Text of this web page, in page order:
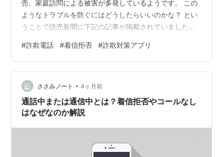
売、家庭訪問による被害が多発しているようです。 この
ようなトラブルを防ぐにはどうしたらいいのかな？ とい
うことで読売新聞に下記の記事が掲載されていましたの
ます。 さらに進むと2つのアプリが紹介されます。 shin
ちゃんは元会社関連のタウンページのアプリを携帯に取
り込んでいます。 いいかどうかは不明ですが詐欺対策の1
つとして活用させていただいています。 家電では国際電
は着信拒否を申し込んで対策を打っています。 先日
+18・・・・の電話から電話があ…
#詐欺電話 #着信拒否 #詐欺対策アプリ
ささみノート • 4ヶ月前
通話中または通信中とは？着信拒否やコールなし
はなぜなのか解説